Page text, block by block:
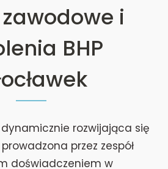
i
BHP
rozwijająca się
przez zespół
doświadczeniem w